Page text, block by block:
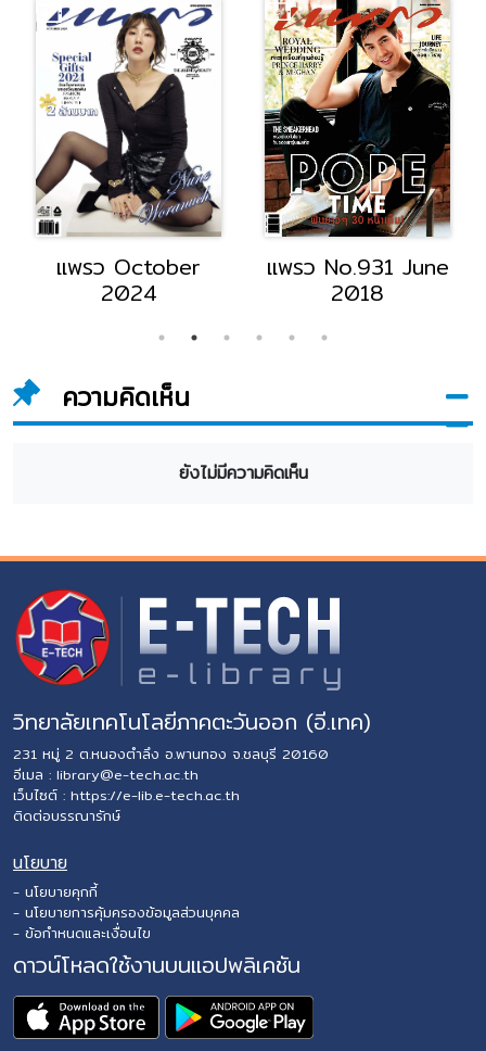
แพรว October
2024
แพรว No.931 June
2018
ความคิดเห็น
ยังไม่มีความคิดเห็น
วิทยาลัยเทคโนโลยีภาคตะวันออก (อี.เทค)
231 หมู่ 2 ต.หนองตำลึง อ.พานทอง จ.ชลบุรี 20160
อีเมล : library@e-tech.ac.th
เว็บไซต์ : https://e-lib.e-tech.ac.th
ติดต่อบรรณารักษ์
นโยบาย
- นโยบายคุกกี้
- นโยบายการคุ้มครองข้อมูลส่วนบุคคล
- ข้อกำหนดและเงื่อนไข
ดาวน์โหลดใช้งานบนแอปพลิเคชัน